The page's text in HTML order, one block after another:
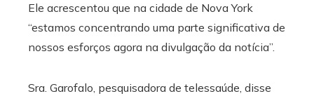
Ele acrescentou que na cidade de Nova York
“estamos concentrando uma parte significativa de
nossos esforços agora na divulgação da notícia”.
Sra. Garofalo, pesquisadora de telessaúde, disse